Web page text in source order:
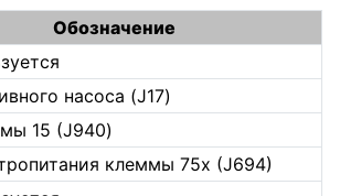
Обозначение
насоса (J17)
15 (J940)
клеммы 75x (J694)